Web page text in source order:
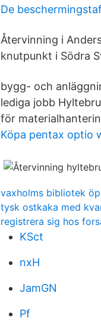
De
Återvinning i
knutpunkt i Södra
bygg- och
lediga jobb
för
Köpa pentax optio
vaxholms bibliotek
tysk ostkaka med
registrera sig hos
KSct
nxH
JamGN
Pf